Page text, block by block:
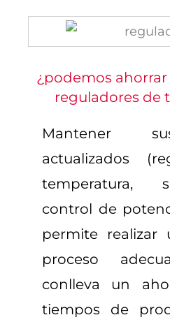
¿podemos
reguladores de
Mantener
actualizados
temperatura,
control de
permite
proceso
conlleva un
tiempos de